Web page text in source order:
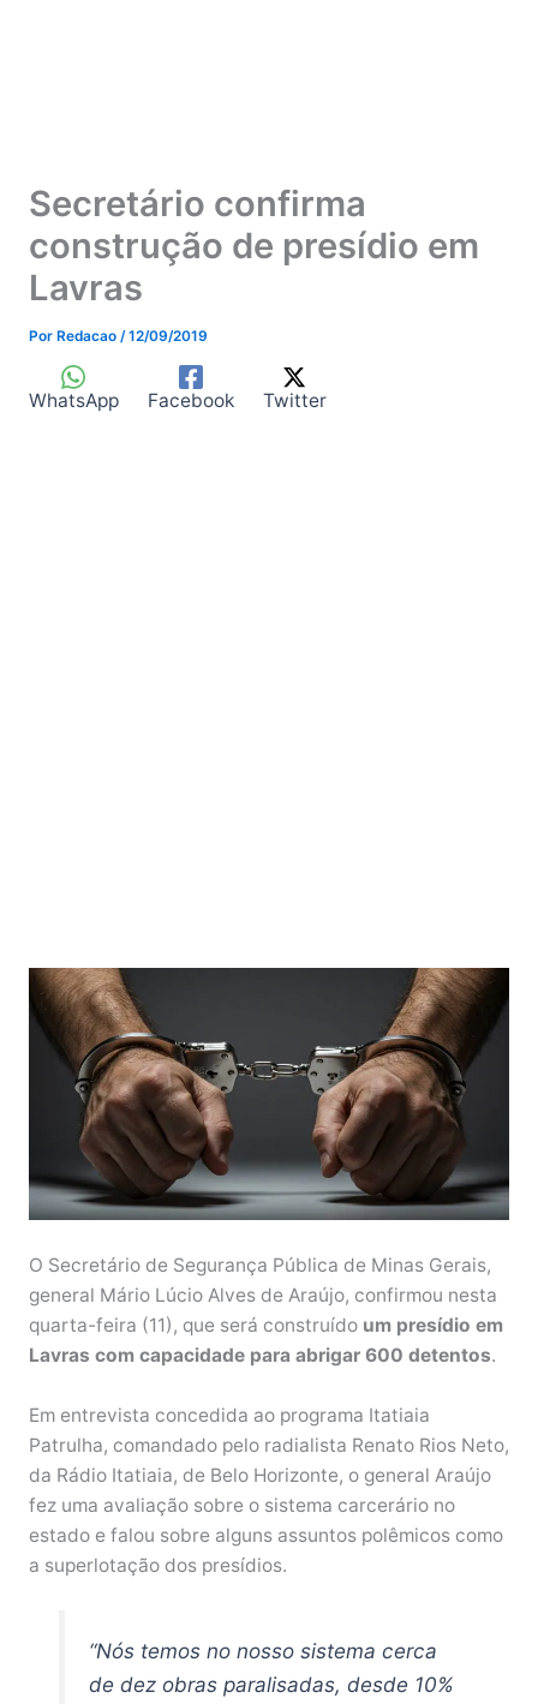
Secretário confirma
construção de presídio em
Lavras
Por Redacao /12/09/2019
WhatsApp Facebook Twitter
O Secretário de Segurança Pública de Minas Gerais,
general Mário Lúcio Alves de Araújo, confirmou nesta
quarta-feira (11), que será construídoum presídio em
Lavras com capacidade para abrigar 600 detentos.
Em entrevista concedida ao programa Itatiaia
Patrulha, comandado pelo radialista Renato Rios Neto,
da Rádio Itatiaia, de Belo Horizonte, o general Araújo
fez uma avaliação sobre o sistema carcerário no
estado e falou sobre alguns assuntos polêmicos como
a superlotação dos presídios.
“Nós temos no nosso sistema cerca
de dez obras paralisadas, desde 10%